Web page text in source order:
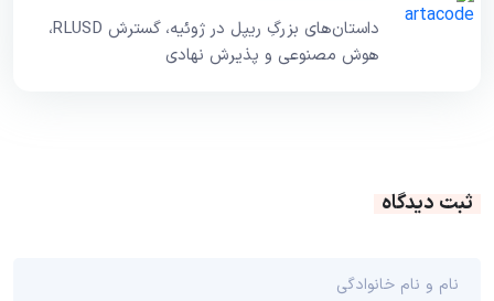
داستان‌های بزرگِ ریپل در ژوئیه، گسترش RLUSD،
هوش مصنوعی و پذیرش نهادی
ثبت دیدگاه